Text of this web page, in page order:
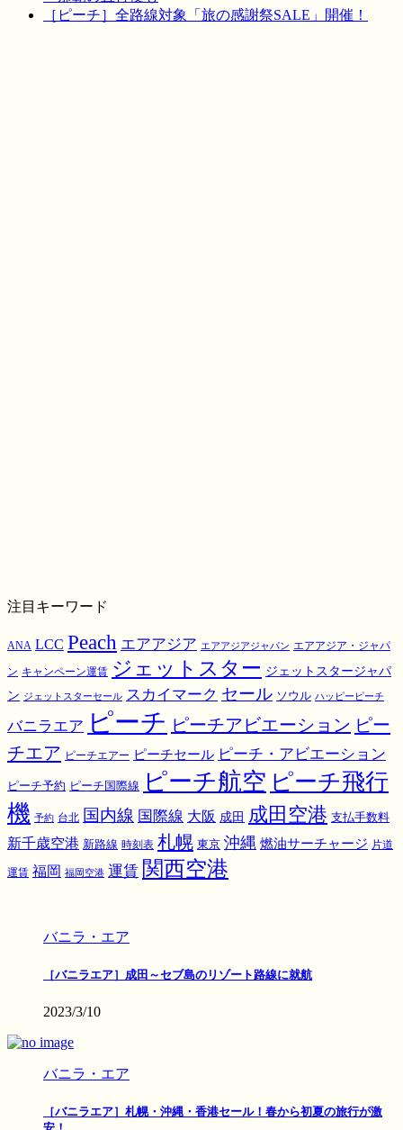
［ピーチ］全路線対象「旅の感謝祭SALE」開催！
注目キーワード
ANA LCC Peach エアアジア エアアジアジャパン エアアジア・ジャパ
ン キャンペーン運賃 ジェットスター ジェットスタージャパ
ン ジェットスターセール スカイマーク セール ソウル ハッピーピーチ
バニラエア ピーチ ピーチアビエーション ピー
チエア ピーチエアー ピーチセール ピーチ・アビエーション
ピーチ予約 ピーチ国際線 ピーチ航空 ピーチ飛行
機 予約 台北 国内線 国際線 大阪 成田 成田空港 支払手数料
新千歳空港 新路線 時刻表 札幌 東京 沖縄 燃油サーチャージ 片道
運賃 福岡 福岡空港 運賃 関西空港
バニラ・エア
［バニラエア］成田～セブ島のリゾート路線に就航
2023/3/10
バニラ・エア
［バニラエア］札幌・沖縄・香港セール！春から初夏の旅行が激